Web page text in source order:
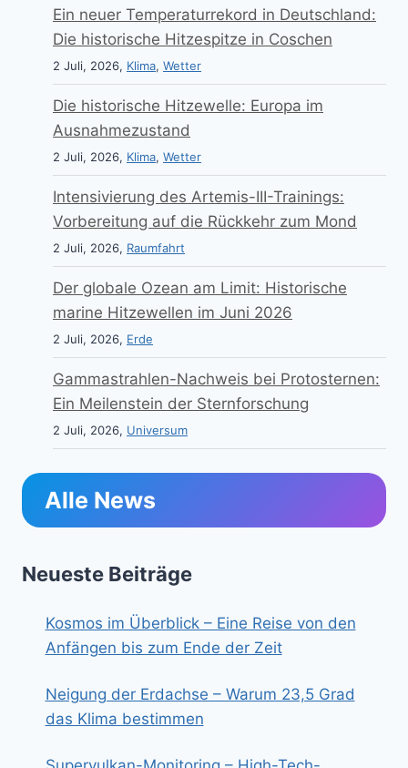
Ein neuer Temperaturrekord in Deutschland:
Die historische Hitzespitze in Coschen
2 Juli, 2026, Klima, Wetter
Die historische Hitzewelle: Europa im
Ausnahmezustand
2 Juli, 2026, Klima, Wetter
Intensivierung des Artemis-III-Trainings:
Vorbereitung auf die Rückkehr zum Mond
2 Juli, 2026, Raumfahrt
Der globale Ozean am Limit: Historische
marine Hitzewellen im Juni 2026
2 Juli, 2026, Erde
Gammastrahlen-Nachweis bei Protosternen:
Ein Meilenstein der Sternforschung
2 Juli, 2026, Universum
Alle News
Neueste Beiträge
Kosmos im Überblick – Eine Reise von den
Anfängen bis zum Ende der Zeit
Neigung der Erdachse – Warum 23,5 Grad
das Klima bestimmen